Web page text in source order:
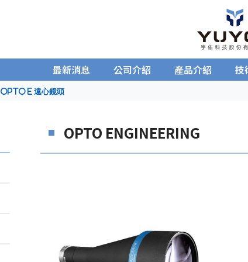
最新消息 公司介紹 產品介紹 技
Opto E 遠心鏡頭
OPTO ENGINEERING